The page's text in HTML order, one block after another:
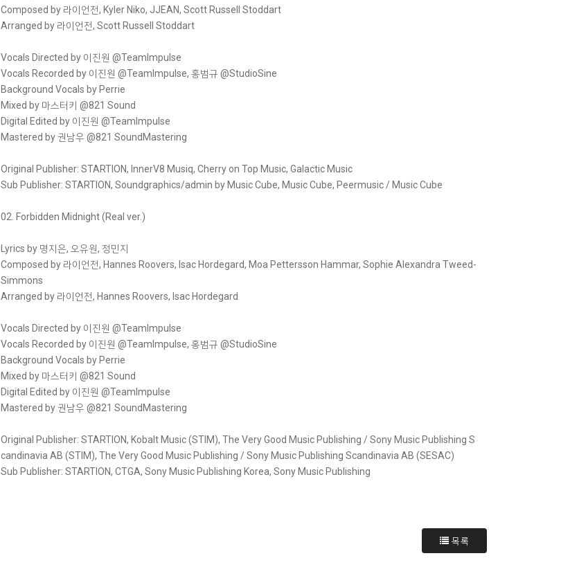
Composed by 라이언전, Kyler Niko, JJEAN, Scott Russell Stoddart
Arranged by 라이언전, Scott Russell Stoddart
Vocals Directed by 이진원 @TeamImpulse
Vocals Recorded by 이진원 @TeamImpulse, 홍범규 @StudioSine
Background Vocals by Perrie
Mixed by 마스터키 @821 Sound
Digital Edited by 이진원 @TeamImpulse
Mastered by 권남우 @821 SoundMastering
Original Publisher: STARTION, InnerV8 Musiq, Cherry on Top Music, Galactic Music
Sub Publisher: STARTION, Soundgraphics/admin by Music Cube, Music Cube, Peermusic / Music Cube
02. Forbidden Midnight (Real ver.)
Lyrics by 명지은, 오유원, 정민지
Composed by 라이언전, Hannes Roovers, Isac Hordegard, Moa Pettersson Hammar, Sophie Alexandra Tweed-
Simmons
Arranged by 라이언전, Hannes Roovers, Isac Hordegard
Vocals Directed by 이진원 @TeamImpulse
Vocals Recorded by 이진원 @TeamImpulse, 홍범규 @StudioSine
Background Vocals by Perrie
Mixed by 마스터키 @821 Sound
Digital Edited by 이진원 @TeamImpulse
Mastered by 권남우 @821 SoundMastering
Original Publisher: STARTION, Kobalt Music (STIM), The Very Good Music Publishing / Sony Music Publishing S
candinavia AB (STIM), The Very Good Music Publishing / Sony Music Publishing Scandinavia AB (SESAC)
Sub Publisher: STARTION, CTGA, Sony Music Publishing Korea, Sony Music Publishing
목록